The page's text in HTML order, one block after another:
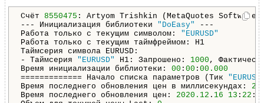
Счёт 8550475 : Artyom Trishkin (MetaQuotes
--- Инициализация библиотеки "DoEasy"
---
Работа только с текущим символом: "EURUSD"
Работа только с текущим таймфреймом: H1
Таймсерия символа EURUSD:
- Таймсерия "EURUSD" H1: Запрошено: 1000 ,
Время инициализации библиотеки: 00 : 00 : 00.000
============= Начало списка параметров (Тик
Время последнего обновления цен в миллисекундах:
Время последнего обновления цен: 2020.12 . 16 13 : 22 :